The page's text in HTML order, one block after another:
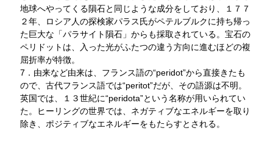
地球へやってくる隕石と同じような成分をしており、１７７
２年、ロシア人の探検家パラス氏がペテルブルクに持ち帰っ
た巨大な「パラサイト隕石」からも採取されている。宝石の
ペリドットは、入った光がふたつの違う方向に進むほどの複
屈折率が特徴。
7．由来など由来は、フランス語の“peridot”から直接きたも
ので、古代フランス語では“peritot”だが、その語源は不明。
英国では、１３世紀に“peridota”という名称が用いられてい
た。ヒーリングの世界では、ネガティブなエネルギーを取り
除き、ポジティブなエネルギーをもたらすとされる。